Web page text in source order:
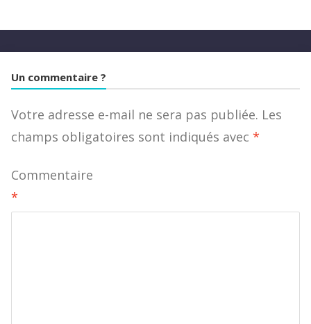
Un commentaire ?
Votre adresse e-mail ne sera pas publiée. Les
champs obligatoires sont indiqués avec *
Commentaire
*